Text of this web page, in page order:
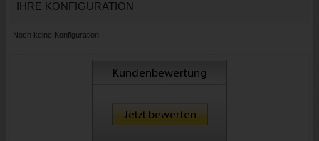
IHRE KONFIGURATION
Noch keine Konfiguration